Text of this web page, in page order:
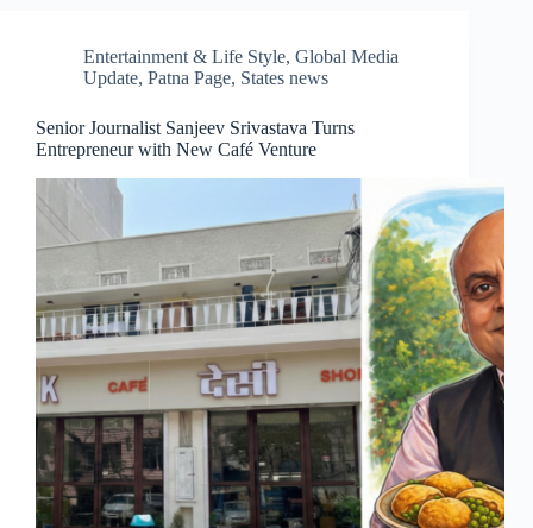
Entertainment & Life Style, Global Media
Update, Patna Page, States news
Senior Journalist Sanjeev Srivastava Turns
Entrepreneur with New Café Venture